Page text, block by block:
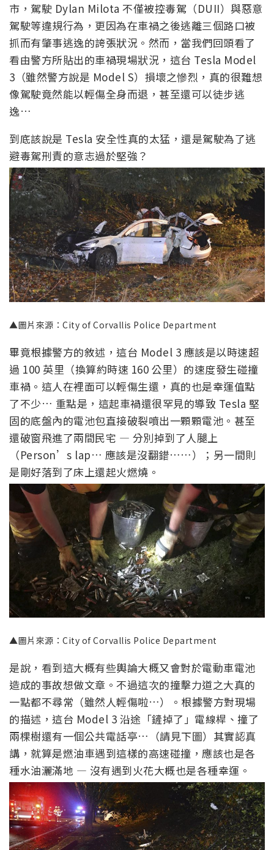
市，駕駛 Dylan Milota 不僅被控毒駕（DUII）與惡意
駕駛等違規行為，更因為在車禍之後逃離三個路口被
抓而有肇事逃逸的誇張狀況。然而，當我們回頭看了
看由警方所貼出的車禍現場狀況，這台 Tesla Model
3（雖然警方說是 Model S）損壞之慘烈，真的很難想
像駕駛竟然能以輕傷全身而退，甚至還可以徒步逃
逸…
到底該說是 Tesla 安全性真的太猛，還是駕駛為了逃
避毒駕刑責的意志過於堅強？
▲圖片來源：City of Corvallis Police Department
畢竟根據警方的敘述，這台 Model 3 應該是以時速超
過 100 英里（換算約時速 160 公里）的速度發生碰撞
車禍。這人在裡面可以輕傷生還，真的也是幸運值點
了不少… 重點是，這起車禍還很罕見的導致 Tesla 堅
固的底盤內的電池包直接破裂噴出一顆顆電池。甚至
還破窗飛進了兩間民宅 — 分別掉到了人腿上
（Person’s lap… 應該是沒翻錯……）；另一間則
是剛好落到了床上還起火燃燒。
▲圖片來源：City of Corvallis Police Department
是說，看到這大概有些輿論大概又會對於電動車電池
造成的事故想做文章。不過這次的撞擊力道之大真的
一點都不尋常（雖然人輕傷啦…）。根據警方對現場
的描述，這台 Model 3 沿途「鏟掉了」電線桿、撞了
兩棵樹還有一個公共電話亭…（請見下圖）其實認真
講，就算是燃油車遇到這樣的高速碰撞，應該也是各
種水油灑滿地 — 沒有遇到火花大概也是各種幸運。